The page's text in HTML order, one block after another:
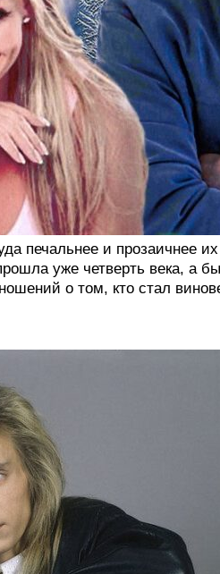
печальнее и прозаичнее
уже четверть века, а
о том, кто стал